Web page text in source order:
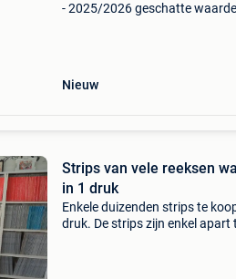
- 2025/2026 geschatte
Nieuw
Strips van vele reeksen
in 1 druk
Enkele duizenden strips te
druk. De strips zijn enkel apart